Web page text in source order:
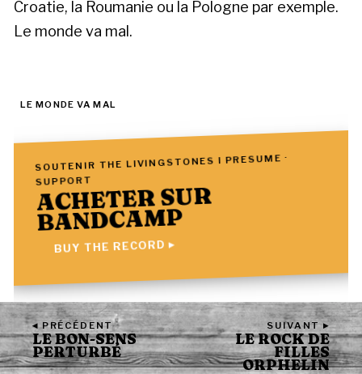
Croatie, la Roumanie ou la Pologne par exemple.
Le monde va mal.
LE MONDE VA MAL
SOUTENIR THE LIVINGSTONES I PRESUME ·
SUPPORT
ACHETER SUR
BANDCAMP
BUY THE RECORD ▸
◂ PRÉCÉDENT
LE BON-SENS
PERTURBÉ
SUIVANT ▸
LE ROCK DE
FILLES
ORPHELIN